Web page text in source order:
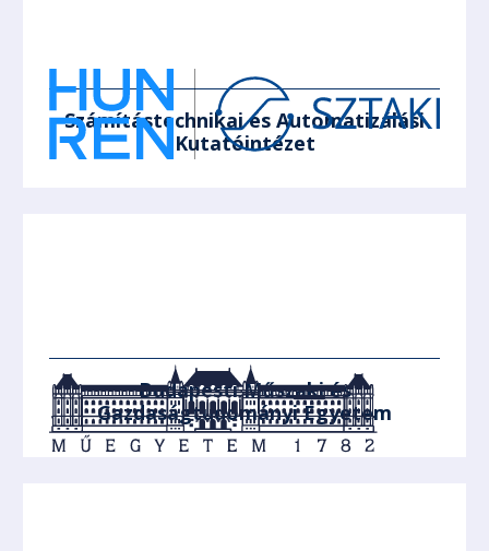
Számítástechnikai és Automatizálási
Kutatóintézet
Budapesti Műszaki és
Gazdaságtudományi Egyetem